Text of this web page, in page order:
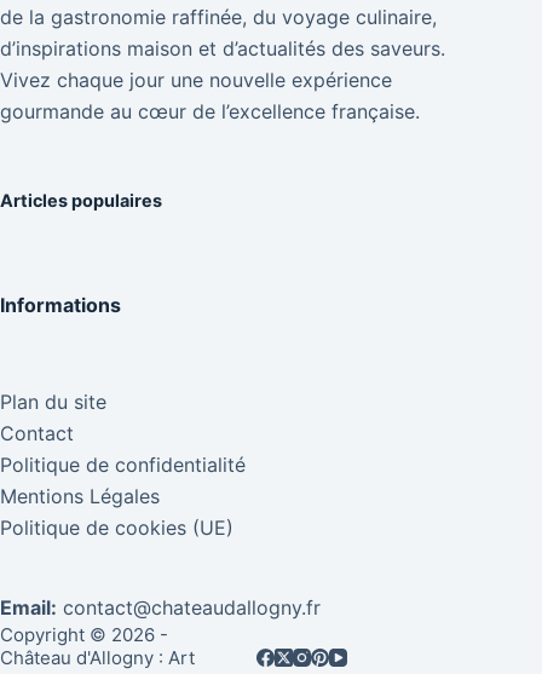
de la gastronomie raffinée, du voyage culinaire,
d’inspirations maison et d’actualités des saveurs.
Vivez chaque jour une nouvelle expérience
gourmande au cœur de l’excellence française.
Articles populaires
Informations
Plan du site
Contact
Politique de confidentialité
Mentions Légales
Politique de cookies (UE)
Email: contact@chateaudallogny.fr
Copyright © 2026 -
Château d'Allogny : Art